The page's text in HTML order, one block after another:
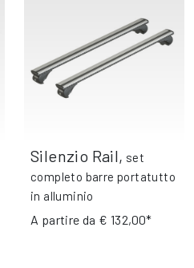
Silenzio Rail, set
completo barre portatutto
in alluminio
A partire da € 132,00*